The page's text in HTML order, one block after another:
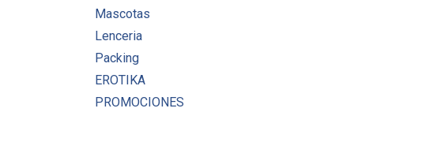
Mascotas
Lenceria
Packing
EROTIKA
PROMOCIONES